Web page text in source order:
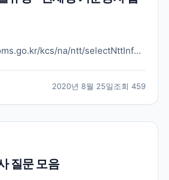
kcs/na/ntt/selectNttInfo.do?
3~4개월 120개 4개월 초과 150개
2020년 8월 25일조회 459
질문 모음